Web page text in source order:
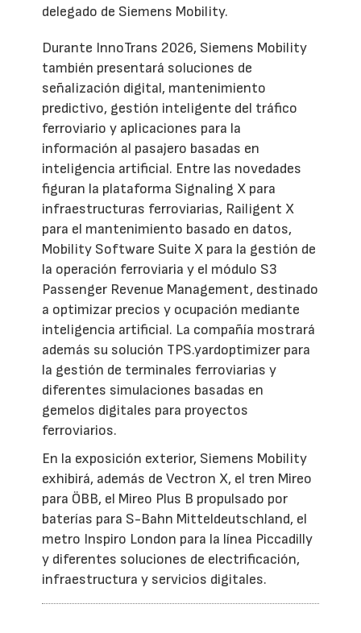
delegado de Siemens Mobility.
Durante InnoTrans 2026, Siemens Mobility
también presentará soluciones de
señalización digital, mantenimiento
predictivo, gestión inteligente del tráfico
ferroviario y aplicaciones para la
información al pasajero basadas en
inteligencia artificial. Entre las novedades
figuran la plataforma Signaling X para
infraestructuras ferroviarias, Railigent X
para el mantenimiento basado en datos,
Mobility Software Suite X para la gestión de
la operación ferroviaria y el módulo S3
Passenger Revenue Management, destinado
a optimizar precios y ocupación mediante
inteligencia artificial. La compañía mostrará
además su solución TPS.yardoptimizer para
la gestión de terminales ferroviarias y
diferentes simulaciones basadas en
gemelos digitales para proyectos
ferroviarios.
En la exposición exterior, Siemens Mobility
exhibirá, además de Vectron X, el tren Mireo
para ÖBB, el Mireo Plus B propulsado por
baterías para S-Bahn Mitteldeutschland, el
metro Inspiro London para la línea Piccadilly
y diferentes soluciones de electrificación,
infraestructura y servicios digitales.